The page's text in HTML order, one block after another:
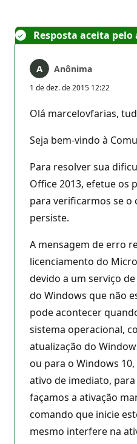
Resposta aceita
Anônima
1 de dez. de 2015 12:22
Olá marcelovfarias,
Seja bem-vindo à
Para resolver sua
Office 2013, efetue os
para verificarmos se
persiste.
A mensagem de erro
licenciamento do
devido a um serviço
do Windows que não
pode acontecer
sistema operacional,
atualização do
ou para o Windows
ativo de imediato,
façamos a ativação
comando que inicie
mesmo interfere na